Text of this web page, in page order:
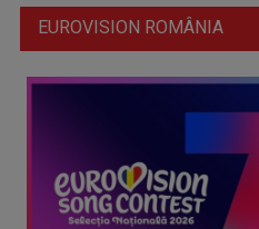
TELEȘCOALA: Limba semnelor
EUROVISION ROMÂNIA